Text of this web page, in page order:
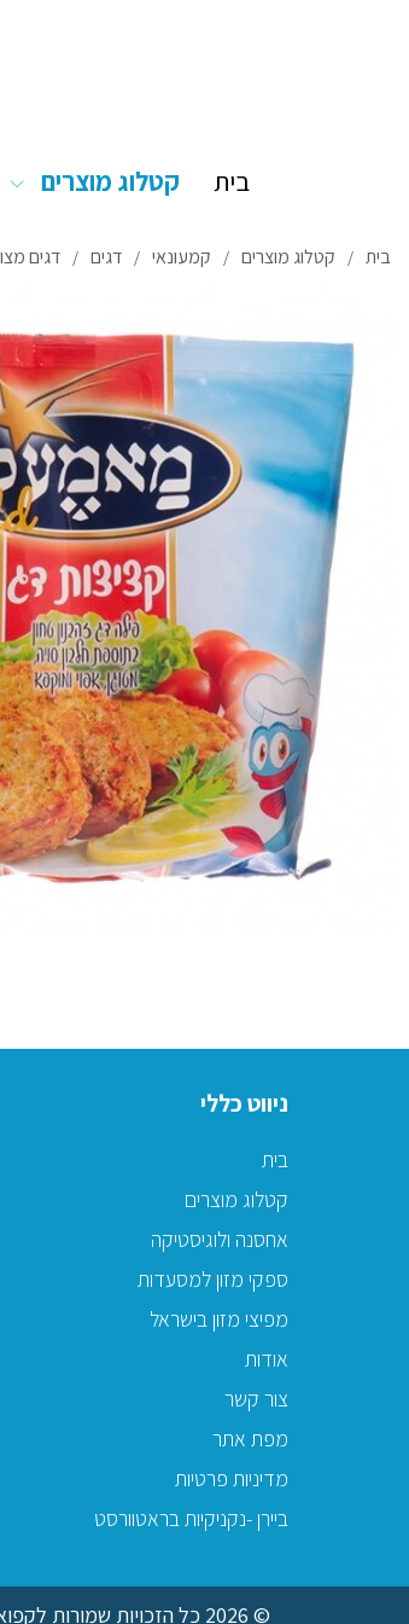
בית קטלוג מוצרים
בית / קטלוג מוצרים / קמעונאי / דגים / דגים
ניווט כללי
בית
קטלוג מוצרים
אחסנה ולוגיסטיקה
ספקי מזון למסעדות
מפיצי מזון בישראל
אודות
צור קשר
מפת אתר
מדיניות פרטיות
ביירן -נקניקיות בראטוורסט
© 2026 כל הזכויות שמורות לקפוא זן | מזון בסיטונאות